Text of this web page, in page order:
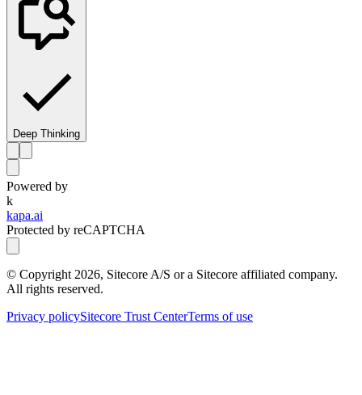
Deep Thinking
Powered by
k
kapa.ai
Protected by reCAPTCHA
© Copyright 2026, Sitecore A/S or a Sitecore affiliated company.
All rights reserved.
Privacy policySitecore Trust CenterTerms of use